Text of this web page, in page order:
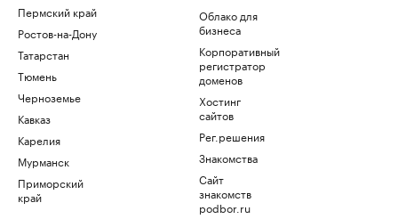
Пермский край
Ростов-на-Дону
Татарстан
Тюмень
Черноземье
Кавказ
Карелия
Мурманск
Приморский
край
Облако для
бизнеса
Корпоративный
регистратор
доменов
Хостинг
сайтов
Рег.решения
Знакомства
Сайт
знакомств
podbor.ru